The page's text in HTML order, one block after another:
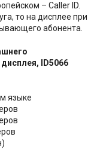
– Caller ID.
то на дисплее при
абонента.
ID5066
языке